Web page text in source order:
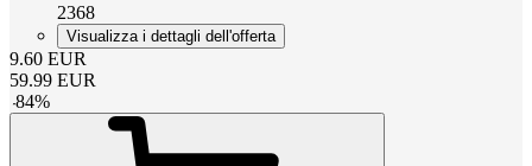
2368
Visualizza i dettagli dell'offerta
9.60 EUR
59.99 EUR
-84%